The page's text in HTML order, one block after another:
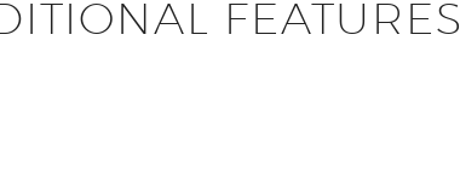
FEATURES